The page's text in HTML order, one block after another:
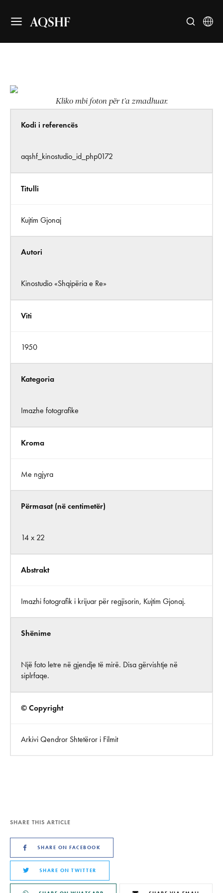
AQSHF
Kliko mbi foton për t’a zmadhuar.
Kodi i referencës
aqshf_kinostudio_id_php0172
Titulli
Kujtim Gjonaj
Autori
Kinostudio «Shqipëria e Re»
Viti
1950
Kategoria
Imazhe fotografike
Kroma
Me ngjyra
Përmasat (në centimetër)
14 x 22
Abstrakt
Imazhi fotografik i krijuar për regjisorin, Kujtim Gjonaj.
Shënime
Një foto letre në gjendje të mirë. Disa gërvishtje në
siplrfaqe.
© Copyright
Arkivi Qendror Shtetëror i Filmit
SHARE THIS ARTICLE
SHARE ON FACEBOOK
SHARE ON TWITTER